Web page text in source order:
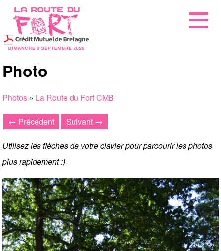
Photo
Photos » La Route du Fort CMB
← Précédent Suivant →
Utilisez les flèches de votre clavier pour parcourir les photos
plus rapidement :)